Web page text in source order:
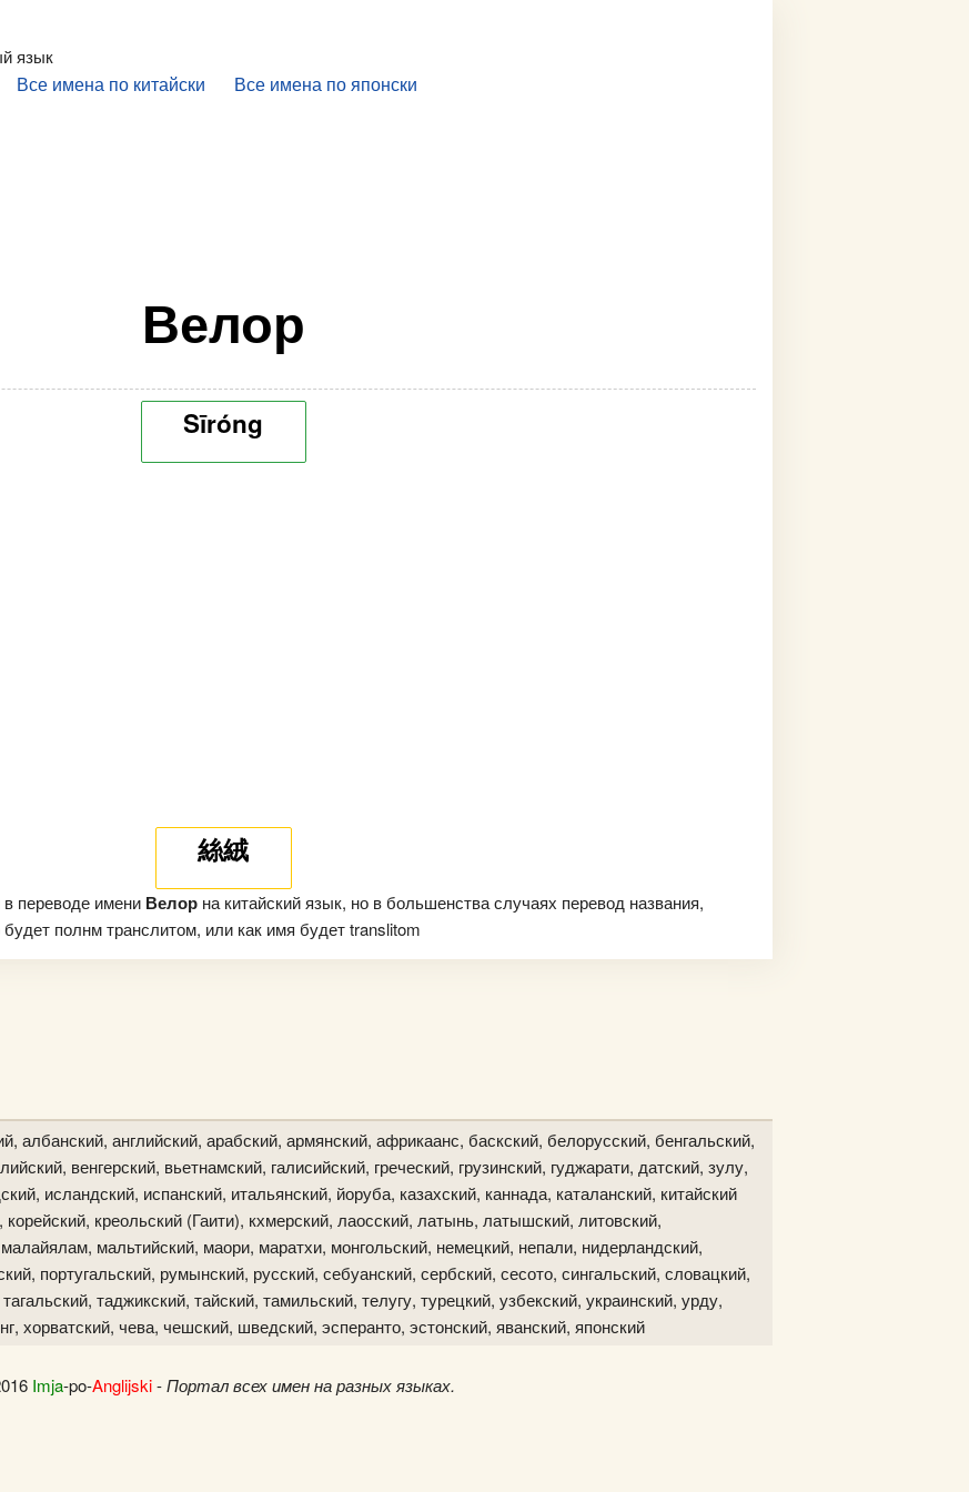
язык
Все имена по китайски Все имена по японски
Велор
Sīróng
絲絨
переводе имени Велор на китайский язык, но в большенства случаях перевод названия,
полнм транслитом, или как имя будет translitom
албанский, английский, арабский, армянский, африкаанс, баскский, белорусский, бенгальский,
венгерский, вьетнамский, галисийский, греческий, грузинский, гуджарати, датский, зулу,
исландский, испанский, итальянский, йоруба, казахский, каннада, каталанский, китайский
креольский (Гаити), кхмерский, лаосский, латынь, латышский, литовский,
мальтийский, маори, маратхи, монгольский, немецкий, непали, нидерландский,
португальский, румынский, русский, себуанский, сербский, сесото, сингальский, словацкий,
таджикский, тайский, тамильский, телугу, турецкий, узбекский, украинский, урду,
хорватский, чева, чешский, шведский, эсперанто, эстонский, яванский, японский
Imja-po-Anglijski-Портал всех имен на разных языках.